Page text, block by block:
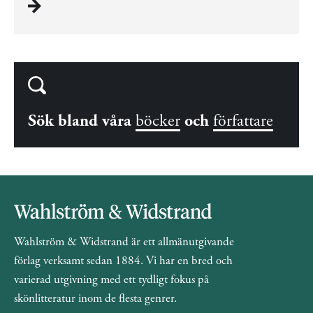
Sök bland våra böcker och författare
Wahlström & Widstrand är ett allmänutgivande
förlag verksamt sedan 1884. Vi har en bred och
varierad utgivning med ett tydligt fokus på
skönlitteratur inom de flesta genrer.